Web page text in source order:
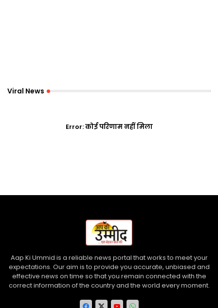
Viral News
Error:कोई परिणाम नहीं मिला
Aap Ki Ummid is a reliable news portal that works to meet your
expectations. Our aim is to provide you accurate, unbiased and
effective news on time so that you remain connected with the
correct information of the country and the world every moment.